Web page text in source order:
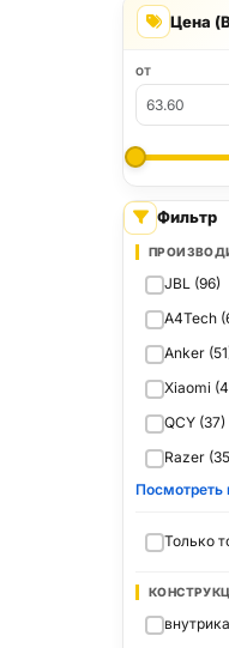
Цена
ОТ
Фильтр
JBL (96)
A4Tech
Anker
Xiaomi
QCY (37)
Razer
Посмотреть
Только